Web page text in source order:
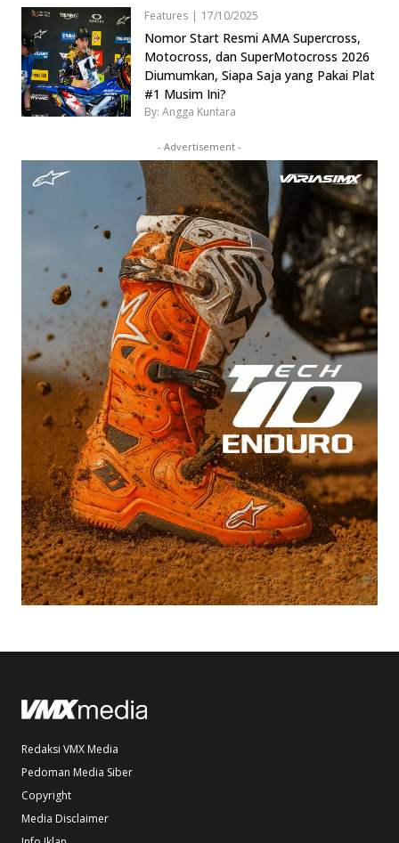
Features | 17/10/2025
Nomor Start Resmi AMA Supercross,
Motocross, dan SuperMotocross 2026
Diumumkan, Siapa Saja yang Pakai Plat
#1 Musim Ini?
By: Angga Kuntara
- Advertisement -
Redaksi VMX Media
Pedoman Media Siber
Copyright
Media Disclaimer